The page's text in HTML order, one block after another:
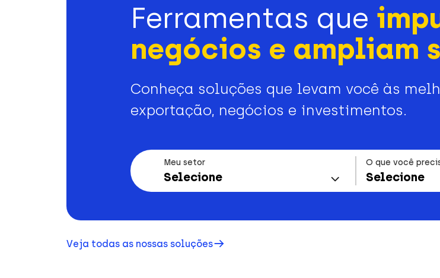
Ferramentas que
negócios e ampliam
Conheça soluções que levam você às
exportação, negócios e investimentos.
Meu setor
Selecione
O que você
Selecione
Veja todas as nossas soluções